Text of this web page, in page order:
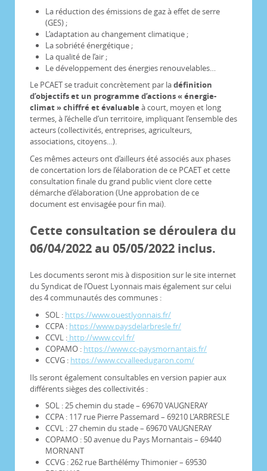
La réduction des émissions de gaz à effet de serre
(GES) ;
L’adaptation au changement climatique ;
La sobriété énergétique ;
La qualité de l’air ;
Le développement des énergies renouvelables…
Le PCAET se traduit concrètement par ladéfinition
d’objectifs et un programme d’actions « énergie-
climat » chiffré et évaluable à court, moyen et long
termes, à l’échelle d’un territoire, impliquant l’ensemble des
acteurs (collectivités, entreprises, agriculteurs,
associations, citoyens…).
Ces mêmes acteurs ont d’ailleurs été associés aux phases
de concertation lors de l’élaboration de ce PCAET et cette
consultation finale du grand public vient clore cette
démarche d’élaboration (Une approbation de ce
document est envisagée pour fin mai).
Cette consultation se déroulera du
06/04/2022 au 05/05/2022 inclus.
Les documents seront mis à disposition sur le site internet
du Syndicat de l’Ouest Lyonnais mais également sur celui
des 4 communautés des communes :
SOL : https://www.ouestlyonnais.fr/
CCPA : https://www.paysdelarbresle.fr/
CCVL : http://www.ccvl.fr/
COPAMO : https://www.cc-paysmornantais.fr/
CCVG : https://www.ccvalleedugaron.com/
Ils seront également consultables en version papier aux
différents sièges des collectivités :
SOL : 25 chemin du stade – 69670 VAUGNERAY
CCPA : 117 rue Pierre Passemard – 69210 L’ARBRESLE
CCVL : 27 chemin du stade – 69670 VAUGNERAY
COPAMO : 50 avenue du Pays Mornantais – 69440
MORNANT
CCVG : 262 rue Barthélémy Thimonier – 69530